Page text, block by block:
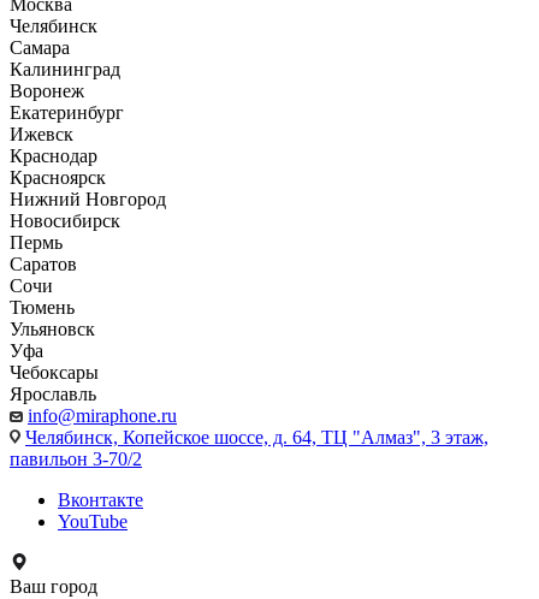
Москва
Челябинск
Самара
Калининград
Воронеж
Екатеринбург
Ижевск
Краснодар
Красноярск
Нижний Новгород
Новосибирск
Пермь
Саратов
Сочи
Тюмень
Ульяновск
Уфа
Чебоксары
Ярославль
info@miraphone.ru
Челябинск, Копейское шоссе, д. 64, ТЦ "Алмаз", 3 этаж,
павильон 3-70/2
Вконтакте
YouTube
Ваш город